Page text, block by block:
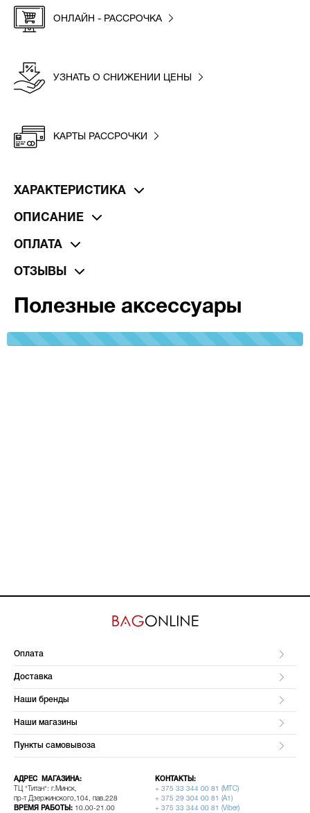
ОНЛАЙН - РАССРОЧКА
УЗНАТЬ О СНИЖЕНИИ ЦЕНЫ
КАРТЫ РАССРОЧКИ
ХАРАКТЕРИСТИКА
ОПИСАНИЕ
ОПЛАТА
ОТЗЫВЫ
Полезные аксессуары
100%
Оплата
Доставка
Наши бренды
Наши магазины
Пункты самовывоза
АДРЕС МАГАЗИНА:
ТЦ "Титан": г.Минск,
пр-т Дзержинского,104, пав.228
ВРЕМЯ РАБОТЫ: 10.00-21.00
КОНТАКТЫ:
+ 375 33 344 00 81 (МТС)
+ 375 29 304 00 81 (A1)
+ 375 33 344 00 81 (Viber)